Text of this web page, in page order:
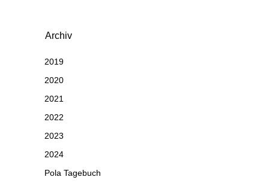
Archiv
2019
2020
2021
2022
2023
2024
Pola Tagebuch